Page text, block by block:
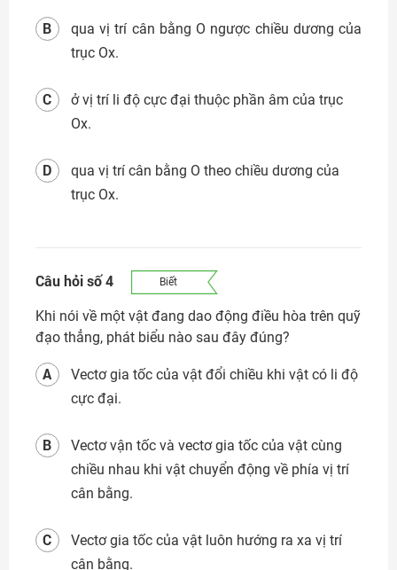
qua vị trí cân bằng O ngược chiều dương của
trục Ox.
B
ở vị trí li độ cực đại thuộc phần âm của trục
Ox.
C
qua vị trí cân bằng O theo chiều dương của
trục Ox.
D
Câu hỏi số 4 Biết
Khi nói về một vật đang dao động điều hòa trên quỹ
đạo thẳng, phát biểu nào sau đây đúng?
Vectơ gia tốc của vật đổi chiều khi vật có li độ
cực đại.
A
Vectơ vận tốc và vectơ gia tốc của vật cùng
chiều nhau khi vật chuyển động về phía vị trí
cân bằng.
B
Vectơ gia tốc của vật luôn hướng ra xa vị trí
cân bằng.
C